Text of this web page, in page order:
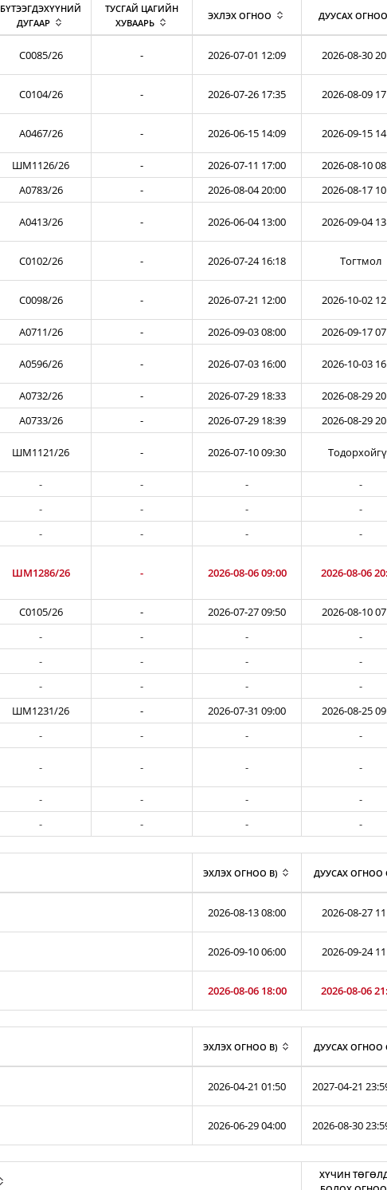
БҮТЭЭГДЭХҮҮНИЙ
ДУГААР
ТУСГАЙ ЦАГИЙН
ХУВААРЬ
ЭХЛЭХ ОГНОО ДУУСАХ ОГНОО
C0085/26 - 2026-07-01 12:09 2026-08-30
C0104/26 - 2026-07-26 17:35 2026-08-09
A0467/26 - 2026-06-15 14:09 2026-09-15
ШМ1126/26 - 2026-07-11 17:00
2026-08-10
A0783/26 - 2026-08-04 20:00 2026-08-17
A0413/26 - 2026-06-04 13:00 2026-09-04
C0102/26 - 2026-07-24 16:18 Тогтмол
C0098/26 - 2026-07-21 12:00 2026-10-02
A0711/26 - 2026-09-03 08:00 2026-09-17
A0596/26 - 2026-07-03 16:00 2026-10-03
A0732/26 - 2026-07-29 18:33
2026-08-29
A0733/26 - 2026-07-29 18:39 2026-08-29
ШМ1121/26 - 2026-07-10 09:30
- - -
-
- - -
-
- - - -
ШМ1286/26 - 2026-08-06 09:00 2026-08-06
C0105/26 - 2026-07-27 09:50
2026-08-10
- - -
-
- - -
-
- - -
-
ШМ1231/26 - 2026-07-31 09:00
2026-08-25
- - - -
- - - -
- - -
-
- - -
-
ЭХЛЭХ ОГНОО B) ДУУСАХ ОГНОО
2026-08-13 08:00 2026-08-27
2026-09-10 06:00 2026-09-24
2026-08-06 18:00
2026-08-06
ЭХЛЭХ ОГНОО B) ДУУСАХ ОГНОО
2026-04-21 01:50 2027-04-21
2026-06-29 04:00
2026-08-30
ХҮЧИН